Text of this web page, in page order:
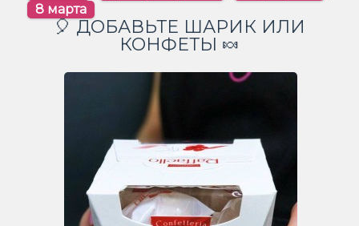
8 марта
🎈 ДОБАВЬТЕ ШАРИК ИЛИ
КОНФЕТЫ 🍬